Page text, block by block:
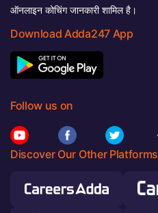
ऑनलाइन कोचिंग जानकारी शामिल है।
Download Adda247 App
Follow us on
Discover Our Other Platforms